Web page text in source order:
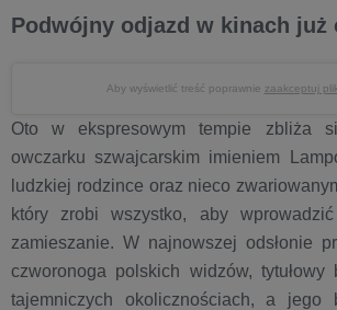
Podwójny odjazd w kinach już
Aby wyświetlić treść poprawnie zaakceptuj
Oto w ekspresowym tempie zbliża
owczarku szwajcarskim imieniem
ludzkiej rodzince oraz nieco
który zrobi wszystko, aby
zamieszanie. W najnowszej odsłonie
czworonoga polskich widzów,
tajemniczych okolicznościach, a jego